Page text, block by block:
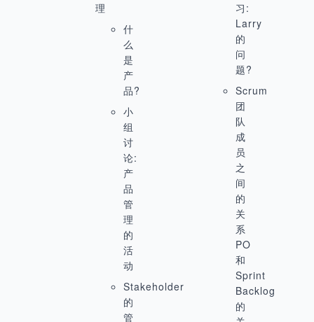
理
什
么
是
产
品?
小
组
讨
论:
产
品
管
理
的
活
动
Stakeholder
的
管
习:
Larry
的
问
题?
Scrum
团
队
成
员
之
间
的
关
系
PO
和
Sprint
Backlog
的